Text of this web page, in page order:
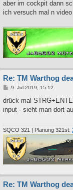
a
aber im cockpit dann
ich versuch mal n
Re: TM Warthog
B
i
r
9. Jul 2019, 15:12
drück mal
input - sieht man dort
SQCO 321 | Planung 321st:
Re: TM Warthog